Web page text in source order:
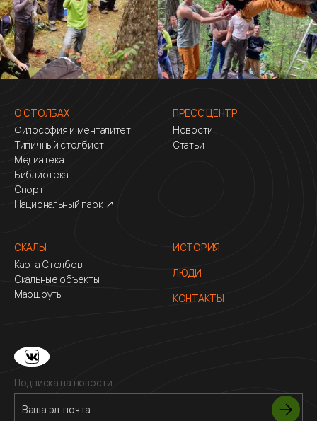
О СТОЛБАХ
Философия и менталитет
Типичный столбист
Медиатека
Библиотека
Спорт
Национальный парк ↗
ПРЕСС ЦЕНТР
Новости
Статьи
СКАЛЫ
Карта Столбов
Скальные объекты
Маршруты
ИСТОРИЯ
ЛЮДИ
КОНТАКТЫ
Подписка на новости